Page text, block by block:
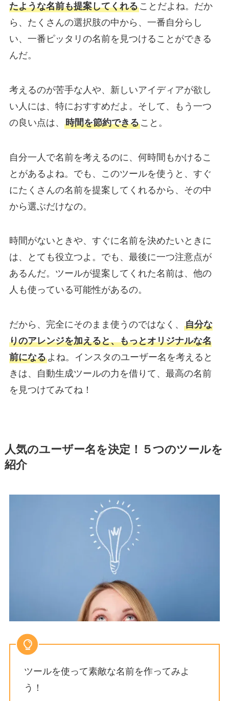
たような名前も提案してくれることだよね。だか
ら、たくさんの選択肢の中から、一番自分らし
い、一番ピッタリの名前を見つけることができる
んだ。
考えるのが苦手な人や、新しいアイディアが欲し
い人には、特におすすめだよ。そして、もう一つ
の良い点は、 時間を節約できること。
自分一人で名前を考えるのに、何時間もかけるこ
とがあるよね。でも、このツールを使うと、すぐ
にたくさんの名前を提案してくれるから、その中
から選ぶだけなの。
時間がないときや、すぐに名前を決めたいときに
は、とても役立つよ。でも、最後に一つ注意点が
あるんだ。ツールが提案してくれた名前は、他の
人も使っている可能性があるの。
だから、完全にそのまま使うのではなく、 自分な
りのアレンジを加えると、もっとオリジナルな名
前になるよね。インスタのユーザー名を考えると
きは、自動生成ツールの力を借りて、最高の名前
を見つけてみてね！
人気のユーザー名を決定！５つのツールを
紹介
ツールを使って素敵な名前を作ってみよ
う！